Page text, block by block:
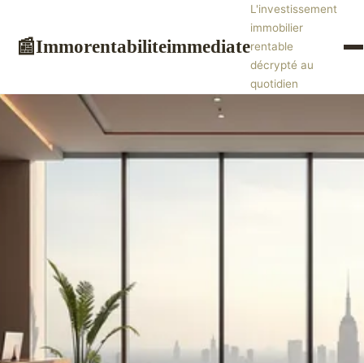
📰Immorentabiliteimmediate
L'investissement
immobilier
rentable
décrypté au
quotidien